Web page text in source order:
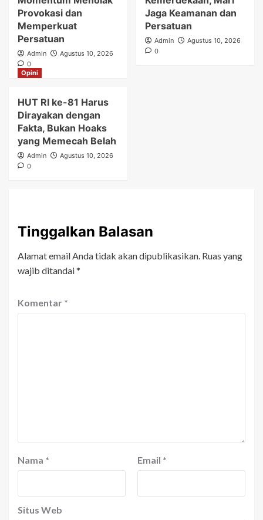
Provokasi dan
Memperkuat
Persatuan
Admin
Agustus 10, 2026
0
Jaga Keamanan dan
Persatuan
Admin
Agustus 10, 2026
0
Opini
HUT RI ke-81 Harus
Dirayakan dengan
Fakta, Bukan Hoaks
yang Memecah Belah
Admin
Agustus 10, 2026
0
Tinggalkan Balasan
Alamat email Anda tidak akan dipublikasikan. Ruas yang
wajib ditandai*
Komentar *
Nama * Email *
Situs Web